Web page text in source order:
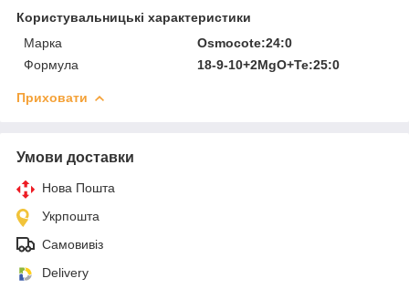
Користувальницькі характеристики
Марка
Osmocote:24:0
Формула
18-9-10+2MgO+Te:25:0
Приховати
Умови доставки
Нова Пошта
Укрпошта
Самовивіз
Delivery